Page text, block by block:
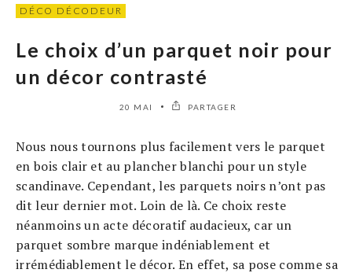
DÉCO DÉCODEUR
Le choix d’un parquet noir pour
un décor contrasté
20 MAI PARTAGER
Nous nous tournons plus facilement vers le parquet
en bois clair et au plancher blanchi pour un style
scandinave. Cependant, les parquets noirs n’ont pas
dit leur dernier mot. Loin de là. Ce choix reste
néanmoins un acte décoratif audacieux, car un
parquet sombre marque indéniablement et
irrémédiablement le décor. En effet, sa pose comme sa